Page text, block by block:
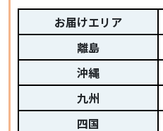
お届けエリア
離島
沖縄
九州
四国